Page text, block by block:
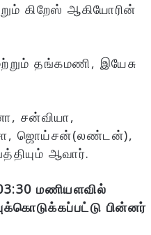
கிறேஸ் ஆகியோரின்
தங்கமணி, இயேசு
சன்வியா,
ஜொய்சன்(லண்டன்),
ஆவார்.
மணியளவில்
பின்னர்